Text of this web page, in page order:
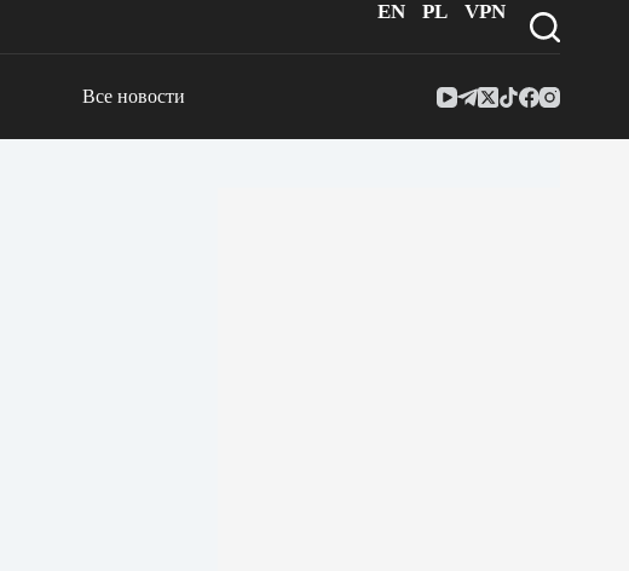
EN PL VPN
Все новости